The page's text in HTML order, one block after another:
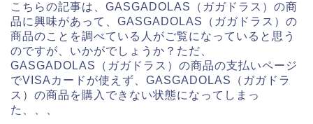
こちらの記事は、GASGADOLAS（ガガドラス）の商
品に興味があって、GASGADOLAS（ガガドラス）の
商品のことを調べている人がご覧になっていると思う
のですが、いかがでしょうか？ただ、
GASGADOLAS（ガガドラス）の商品の支払いページ
でVISAカードが使えず、GASGADOLAS（ガガドラ
ス）の商品を購入できない状態になってしまっ
た、、、